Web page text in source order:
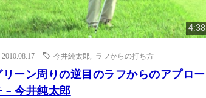
4:38
2010.08.17 今井純太郎 ラフからの打ち方
リーン周りの逆目のラフからのアプロー
– 今井純太郎